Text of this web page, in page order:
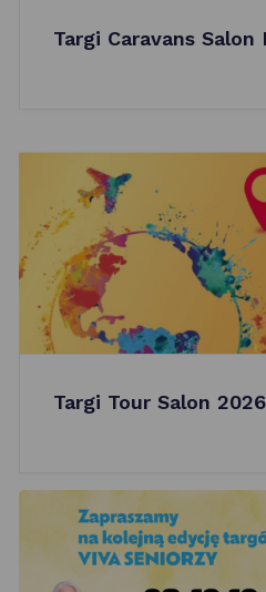
Targi Caravans Salon
Targi Tour Salon 2026